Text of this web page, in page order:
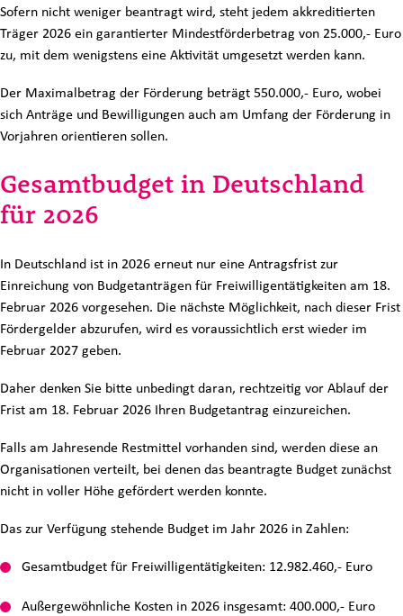
Sofern nicht weniger beantragt wird, steht jedem akkreditierten
Träger 2026 ein garantierter Mindestförderbetrag von 25.000,- Euro
zu, mit dem wenigstens eine Aktivität umgesetzt werden kann.
Der Maximalbetrag der Förderung beträgt 550.000,- Euro, wobei
sich Anträge und Bewilligungen auch am Umfang der Förderung in
Vorjahren orientieren sollen.
Gesamtbudget in Deutschland
für 2026
In Deutschland ist in 2026 erneut nur eine Antragsfrist zur
Einreichung von Budgetanträgen für Freiwilligentätigkeiten am 18.
Februar 2026 vorgesehen. Die nächste Möglichkeit, nach dieser Frist
Fördergelder abzurufen, wird es voraussichtlich erst wieder im
Februar 2027 geben.
Daher denken Sie bitte unbedingt daran, rechtzeitig vor Ablauf der
Frist am 18. Februar 2026 Ihren Budgetantrag einzureichen.
Falls am Jahresende Restmittel vorhanden sind, werden diese an
Organisationen verteilt, bei denen das beantragte Budget zunächst
nicht in voller Höhe gefördert werden konnte.
Das zur Verfügung stehende Budget im Jahr 2026 in Zahlen:
Gesamtbudget für Freiwilligentätigkeiten: 12.982.460,- Euro
Außergewöhnliche Kosten in 2026 insgesamt: 400.000,- Euro